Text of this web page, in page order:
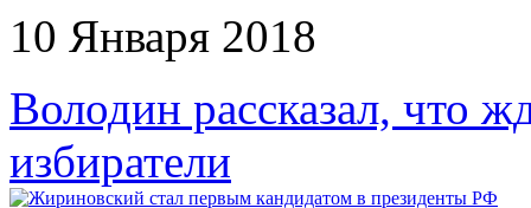
10 Января 2018
Володин рассказал, что
избиратели